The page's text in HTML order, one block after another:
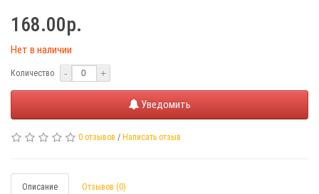
168.00р.
Нет в наличии
Количество - +
Уведомить
0 отзывов / Написать отзыв
Описание Отзывов (0)